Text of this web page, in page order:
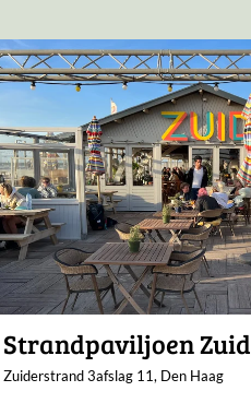
Strandpaviljoen Zuid
Zuiderstrand 3afslag 11, Den Haag